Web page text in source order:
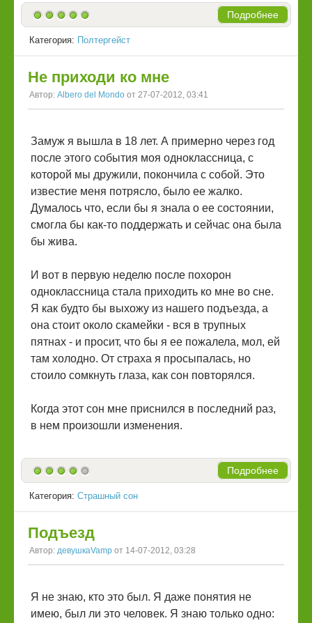
Подробнее
Категория: Полтергейст
Не приходи ко мне
Автор: Albero del Mondo от 27-07-2012, 03:41
Замуж я вышла в 18 лет. А примерно через год
после этого события моя одноклассница, с
которой мы дружили, покончила с собой. Это
известие меня потрясло, было ее жалко.
Думалось что, если бы я знала о ее состоянии,
смогла бы как-то поддержать и сейчас она была
бы жива.
И вот в первую неделю после похорон
одноклассница стала приходить ко мне во сне.
Я как будто бы выхожу из нашего подъезда, а
она стоит около скамейки - вся в трупных
пятнах - и просит, что бы я ее пожалела, мол, ей
там холодно. От страха я просыпалась, но
стоило сомкнуть глаза, как сон повторялся.
Когда этот сон мне приснился в последний раз,
в нем произошли изменения.
Подробнее
Категория: Страшный сон
Подъезд
Автор: девушкаVamp от 14-07-2012, 03:28
Я не знаю, кто это был. Я даже понятия не
имею, был ли это человек. Я знаю только одно: